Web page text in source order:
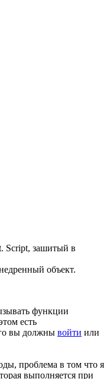
Script, зашитый в
объект.
функции
есть
вы должны войти или
проблема в том что я
выполняется при